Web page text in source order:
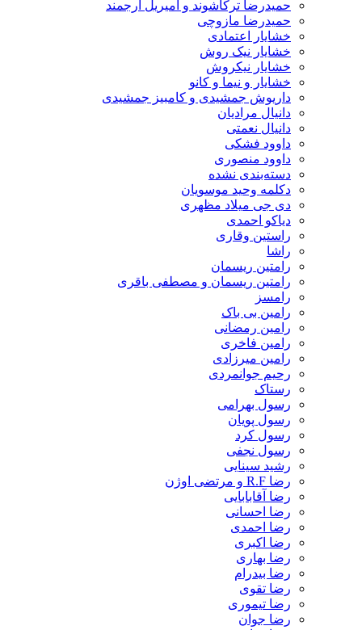
حمیدرضا ترکاشوند و امیریل ارجمند
حمیدرضا مازوچی
خشایار اعتمادی
خشایار نیک روش
خشایار نیکروش
خشایار و نیما و کانو
داریوش جمشیدی و کامبیز جمشیدی
دانیال مرادیان
دانیال نعمتی
داوود فشکی
داوود منصوری
دسته‌بندی نشده
دکلمه وحید موسویان
دی جی میلاد مظهری
دیاکو احمدی
راستین وقاری
راشا
رامتین ریسمان
رامتین ریسمان و مصطفی باقری
رامسز
رامین بی باک
رامین رمضانی
رامین فاخری
رامین میرزادی
رحیم جوانمردی
رستاک
رسول بهرامی
رسول پویان
رسول کرد
رسول نجفی
رشید سینایی
رضا R.F و مرتضی اوژن
رضا آقابابایی
رضا احسانی
رضا احمدی
رضا اکبری
رضا بهاری
رضا بیدرام
رضا تقوی
رضا تیموری
رضا جوان